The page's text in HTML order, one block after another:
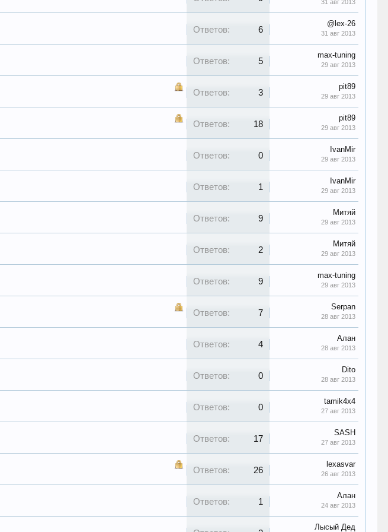
31 авг 2013
Ответов: 6
@lex-26
31 авг 2013
Ответов: 5
max-tuning
29 авг 2013
Ответов: 3
pit89
29 авг 2013
Ответов: 18
pit89
29 авг 2013
Ответов: 0
IvanMir
29 авг 2013
Ответов: 1
IvanMir
29 авг 2013
Ответов: 9
Митяй
29 авг 2013
Ответов: 2
Митяй
29 авг 2013
Ответов: 9
max-tuning
29 авг 2013
Ответов: 7
Serpan
28 авг 2013
Ответов: 4
Алан
28 авг 2013
Ответов: 0
Dito
28 авг 2013
Ответов: 0
tamik4x4
27 авг 2013
Ответов: 17
SASH
27 авг 2013
Ответов: 26
lexasvar
26 авг 2013
Ответов: 1
Алан
24 авг 2013
Лысый Дед